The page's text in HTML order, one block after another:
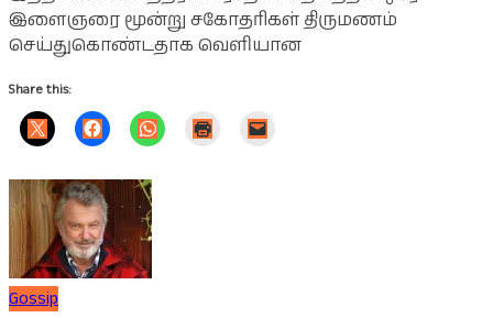
இளைஞரை மூன்று சகோதரிகள் திருமணம்
செய்துகொண்டதாக வெளியான
Share this:
Gossip